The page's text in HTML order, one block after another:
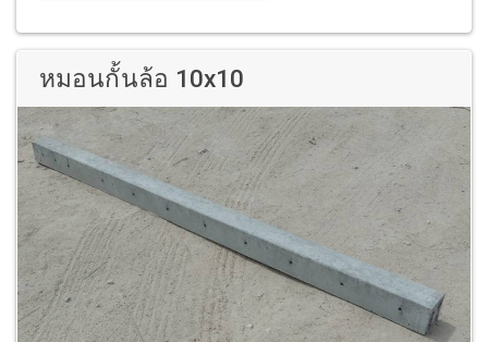
หมอนกั้นล้อ 10x10